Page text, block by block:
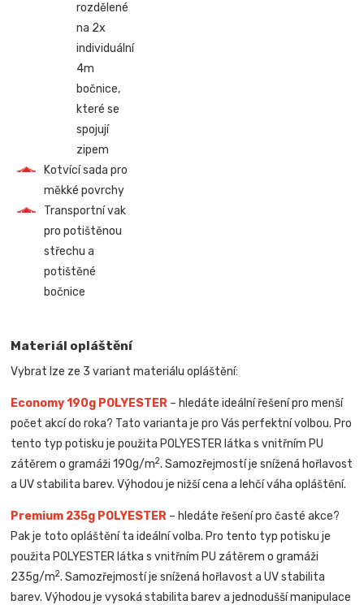
rozdělené
na 2x
individuální
4m
bočnice,
které se
spojují
zipem
Kotvící sada pro
měkké povrchy
Transportní vak
pro potištěnou
střechu a
potištěné
bočnice
Materiál opláštění
Vybrat lze ze 3 variant materiálu opláštění:
Economy 190g POLYESTER – hledáte ideální řešení pro menší
počet akcí do roka? Tato varianta je pro Vás perfektní volbou. Pro
tento typ potisku je použita POLYESTER látka s vnitřním PU
zátěrem o gramáži 190g/m2. Samozřejmostí je snížená hořlavost
a UV stabilita barev. Výhodou je nižší cena a lehčí váha opláštění.
Premium 235g POLYESTER – hledáte řešení pro časté akce?
Pak je toto opláštění ta ideální volba. Pro tento typ potisku je
použita POLYESTER látka s vnitřním PU zátěrem o gramáži
235g/m2. Samozřejmostí je snížená hořlavost a UV stabilita
barev. Výhodou je vysoká stabilita barev a jednodušší manipulace